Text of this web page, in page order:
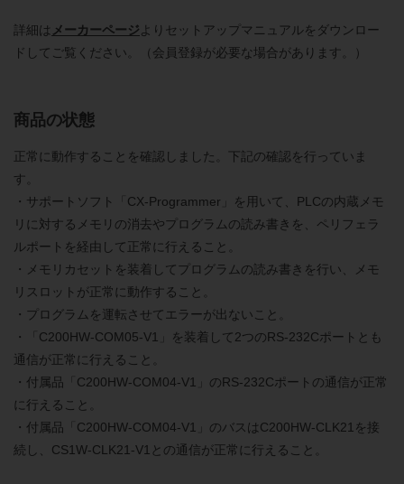
詳細は メーカーページよりセットアップマニュアルをダウンロー
ドしてご覧ください。（会員登録が必要な場合があります。）
商品の状態
正常に動作することを確認しました。下記の確認を行っていま
す。
・サポートソフト「CX-Programmer」を用いて、PLCの内蔵メモ
リに対するメモリの消去やプログラムの読み書きを、ペリフェラ
ルポートを経由して正常に行えること。
・メモリカセットを装着してプログラムの読み書きを行い、メモ
リスロットが正常に動作すること。
・プログラムを運転させてエラーが出ないこと。
・「C200HW-COM05-V1」を装着して2つのRS-232Cポートとも
通信が正常に行えること。
・付属品「C200HW-COM04-V1」のRS-232Cポートの通信が正常
に行えること。
・付属品「C200HW-COM04-V1」のバスはC200HW-CLK21を接
続し、CS1W-CLK21-V1との通信が正常に行えること。